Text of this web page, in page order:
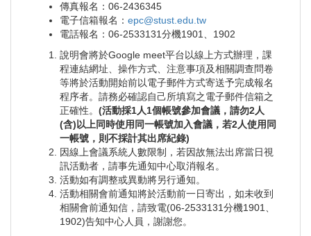
傳真報名：06-2436345
電子信箱報名： epc@stust.edu.tw
電話報名：06-2533131分機1901、1902
說明會將於Google meet平台以線上方式辦理，課
程連結網址、操作方式、注意事項及相關調查問卷
等將於活動開始前以電子郵件方式寄送予完成報名
程序者。請務必確認自己所填寫之電子郵件信箱之
正確性。 (活動採1人1個帳號參加會議，請勿2人
(含)以上同時使用同一帳號加入會議，若2人使用同
一帳號，則不採計其出席紀錄)
因線上會議系統人數限制，若因故無法出席當日視
訊活動者，請事先通知中心取消報名。
活動如有調整或異動將另行通知。
活動相關會前通知將於活動前一日寄出，如未收到
相關會前通知信，請致電(06-2533131分機1901、
1902)告知中心人員，謝謝您。